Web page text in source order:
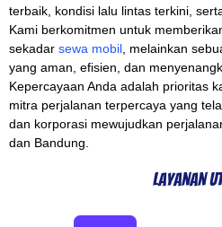
terbaik, kondisi lalu lintas terkini,
Kami berkomitmen untuk
sekadar sewa mobil , melainkan
yang aman, efisien, dan
Kepercayaan Anda adalah prioritas
mitra perjalanan terpercaya yang
dan korporasi mewujudkan
dan Bandung.
Layanan